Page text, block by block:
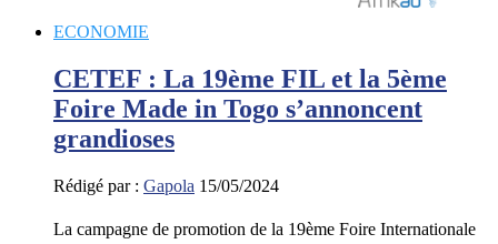
ECONOMIE
CETEF : La 19ème FIL et la 5ème
Foire Made in Togo s’annoncent
grandioses
Rédigé par : Gapola 15/05/2024
La campagne de promotion de la 19ème Foire Internationale